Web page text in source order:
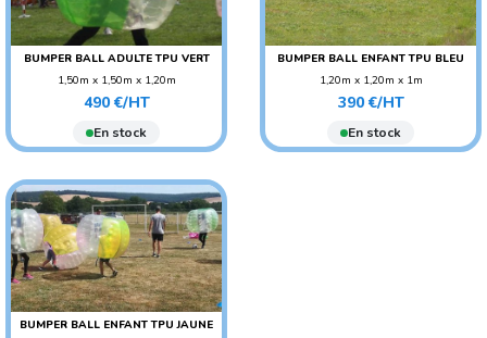
BUMPER BALL ADULTE TPU VERT
1,50m x 1,50m x 1,20m
POIDS : 11 KG
AGE CONSEILLÉ :
ADO/ADULTE
Prix
490 €/HT
En stock
BUMPER BALL ENFANT TPU BLEU
1,20m x 1,20m x 1m
POIDS : 8 KG
AGE CONSEILLÉ : ENFANT
Prix
390 €/HT
En stock
BUMPER BALL ENFANT TPU JAUNE